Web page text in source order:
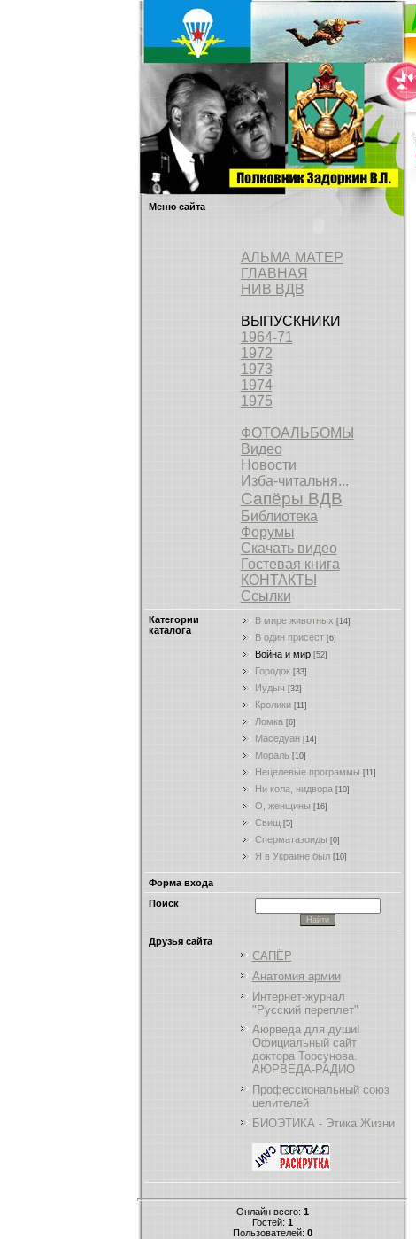
Меню сайта
АЛЬМА МАТЕР
ГЛАВНАЯ
НИВ ВДВ
ВЫПУСКНИКИ
1964-71
1972
1973
1974
1975
ФОТОАЛЬБОМЫ
Видео
Новости
Изба-читальня...
Сапёры ВДВ
Библиотека
Форумы
Скачать видео
Гостевая книга
КОНТАКТЫ
Ссылки
Категории
каталога
В мире животных [14]
В один присест [6]
Война и мир [52]
Городок [33]
Иудыч [32]
Кролики [11]
Ломка [6]
Маседуан [14]
Мораль [10]
Нецелевые программы [11]
Ни кола, нидвора [10]
О, женщины [16]
Свищ [5]
Сперматазоиды [0]
Я в Украине был [10]
Форма входа
Поиск
Друзья сайта
САПЁР
Анатомия армии
Интернет-журнал
"Русский переплет"
Аюрведа для души!
Официальный сайт
доктора Торсунова.
АЮРВЕДА-РАДИО
Профессиональный союз
целителей
БИОЭТИКА - Этика Жизни
Онлайн всего: 1
Гостей: 1
Пользователей: 0